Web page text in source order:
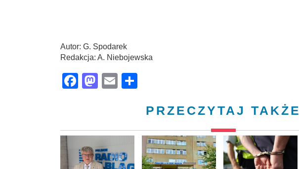
Autor: G. Spodarek
Redakcja: A. Niebojewska
Facebook
Mastodon
Email
PRZECZYTAJ TAKŻE